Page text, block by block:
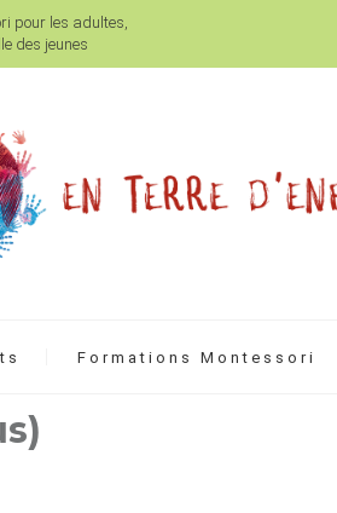
pour les adultes,
des jeunes
Formations Montessori